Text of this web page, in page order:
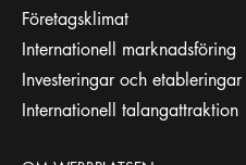
Företagsklimat
Internationell marknadsföring
Investeringar och etableringar
Internationell talangattraktion